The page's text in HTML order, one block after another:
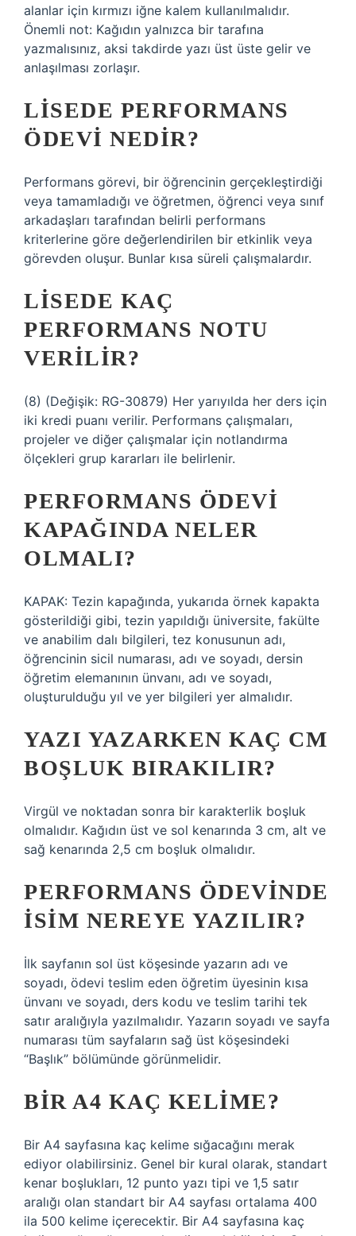
alanlar için kırmızı iğne kalem kullanılmalıdır.
Önemli not: Kağıdın yalnızca bir tarafına
yazmalısınız, aksi takdirde yazı üst üste gelir ve
anlaşılması zorlaşır.
LISEDE PERFORMANS
ÖDEVI NEDIR?
Performans görevi, bir öğrencinin gerçekleştirdiği
veya tamamladığı ve öğretmen, öğrenci veya sınıf
arkadaşları tarafından belirli performans
kriterlerine göre değerlendirilen bir etkinlik veya
görevden oluşur. Bunlar kısa süreli çalışmalardır.
LISEDE KAÇ
PERFORMANS NOTU
VERILIR?
(8) (Değişik: RG-30879) Her yarıyılda her ders için
iki kredi puanı verilir. Performans çalışmaları,
projeler ve diğer çalışmalar için notlandırma
ölçekleri grup kararları ile belirlenir.
PERFORMANS ÖDEVI
KAPAĞINDA NELER
OLMALI?
KAPAK: Tezin kapağında, yukarıda örnek kapakta
gösterildiği gibi, tezin yapıldığı üniversite, fakülte
ve anabilim dalı bilgileri, tez konusunun adı,
öğrencinin sicil numarası, adı ve soyadı, dersin
öğretim elemanının ünvanı, adı ve soyadı,
oluşturulduğu yıl ve yer bilgileri yer almalıdır.
YAZI YAZARKEN KAÇ CM
BOŞLUK BIRAKILIR?
Virgül ve noktadan sonra bir karakterlik boşluk
olmalıdır. Kağıdın üst ve sol kenarında 3 cm, alt ve
sağ kenarında 2,5 cm boşluk olmalıdır.
PERFORMANS ÖDEVINDE
ISIM NEREYE YAZILIR?
İlk sayfanın sol üst köşesinde yazarın adı ve
soyadı, ödevi teslim eden öğretim üyesinin kısa
ünvanı ve soyadı, ders kodu ve teslim tarihi tek
satır aralığıyla yazılmalıdır. Yazarın soyadı ve sayfa
numarası tüm sayfaların sağ üst köşesindeki
“Başlık” bölümünde görünmelidir.
BIR A4 KAÇ KELIME?
Bir A4 sayfasına kaç kelime sığacağını merak
ediyor olabilirsiniz. Genel bir kural olarak, standart
kenar boşlukları, 12 punto yazı tipi ve 1,5 satır
aralığı olan standart bir A4 sayfası ortalama 400
ila 500 kelime içerecektir. Bir A4 sayfasına kaç